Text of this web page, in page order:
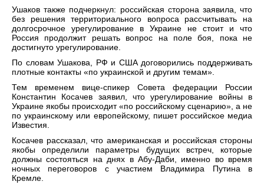
Ушаков также подчеркнул: российская сторона заявила, что
без решения территориального вопроса рассчитывать на
долгосрочное урегулирование в Украине не стоит и что
Россия продолжит решать вопрос на поле боя, пока не
достигнуто урегулирование.
По словам Ушакова, РФ и США договорились поддерживать
плотные контакты «по украинской и другим темам».
Тем временем вице-спикер Совета федерации России
Константин Косачев заявил, что урегулирование войны в
Украине якобы происходит «по российскому сценарию», а не
по украинскому или европейскому, пишет российское медиа
Известия.
Косачев рассказал, что американская и российская стороны
якобы определили параметры будущих встреч, которые
должны состояться на днях в Абу-Даби, именно во время
ночных переговоров с участием Владимира Путина в
Кремле.